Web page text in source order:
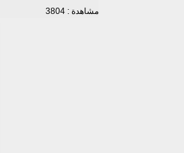
مشاهدة : 3804